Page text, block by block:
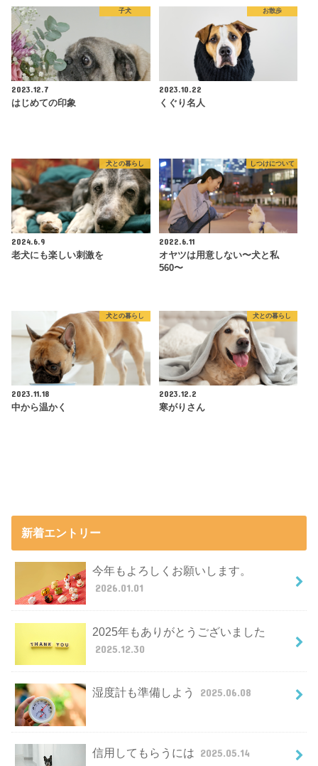
子犬
2023.12.7
はじめての印象
お散歩
2023.10.22
くぐり名人
犬との暮らし
2024.6.9
老犬にも楽しい刺激を
しつけについて
2022.6.11
オヤツは用意しない〜犬と私
560〜
犬との暮らし
2023.11.18
中から温かく
犬との暮らし
2023.12.2
寒がりさん
新着エントリー
今年もよろしくお願いします。
2026.01.01
2025年もありがとうございました
2025.12.30
湿度計も準備しよう 2025.06.08
信用してもらうには 2025.05.14